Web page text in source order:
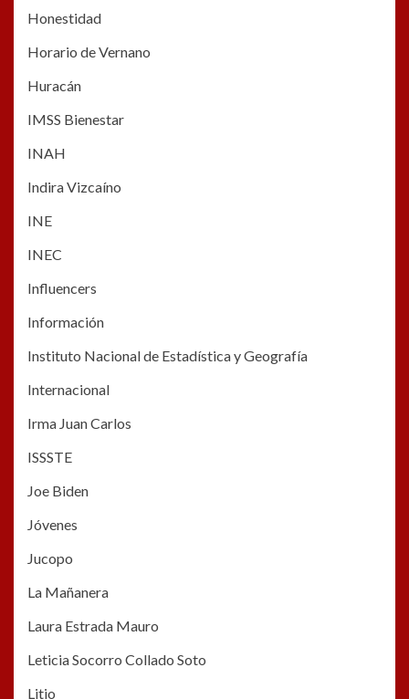
Honestidad
Horario de Vernano
Huracán
IMSS Bienestar
INAH
Indira Vizcaíno
INE
INEC
Influencers
Información
Instituto Nacional de Estadística y Geografía
Internacional
Irma Juan Carlos
ISSSTE
Joe Biden
Jóvenes
Jucopo
La Mañanera
Laura Estrada Mauro
Leticia Socorro Collado Soto
Litio